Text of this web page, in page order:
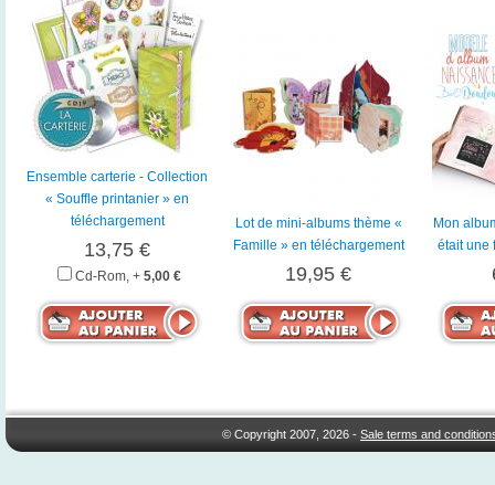
Ensemble carterie - Collection
« Souffle printanier » en
téléchargement
13,75 €
Cd-Rom, + 5,00 €
Lot de mini-albums thème «
Famille » en téléchargement
19,95 €
Mon
était une
© Copyright 2007, 2026 -Sale terms and